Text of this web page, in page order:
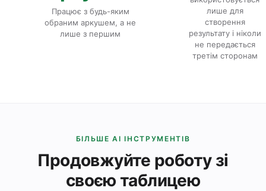
Працює з будь-яким
обраним аркушем, а не
лише з першим
лише для
створення
результату і ніколи
не передається
третім сторонам
БІЛЬШЕ AI ІНСТРУМЕНТІВ
Продовжуйте роботу зі
своєю таблицею